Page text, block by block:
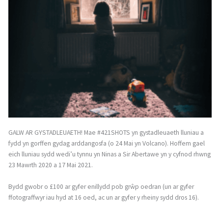
GALW AR GYSTADLEUAETH! Mae #421SHOTS yn gystadleuaeth lluniau a
fydd yn gorffen gydag arddangosfa (o 24 Mai yn Volcano). Hoffem gael
eich lluniau sydd wedi’u tynnu yn Ninas a Sir Abertawe yn y cyfnod rhwng
23 Mawrth 2020 a 17 Mai 2021.
Bydd gwobr o £100 ar gyfer enillydd pob grŵp oedran (un ar gyfer
ffotograffwyr iau hyd at 16 oed, ac un ar gyfer y rheiny sydd dros 16).